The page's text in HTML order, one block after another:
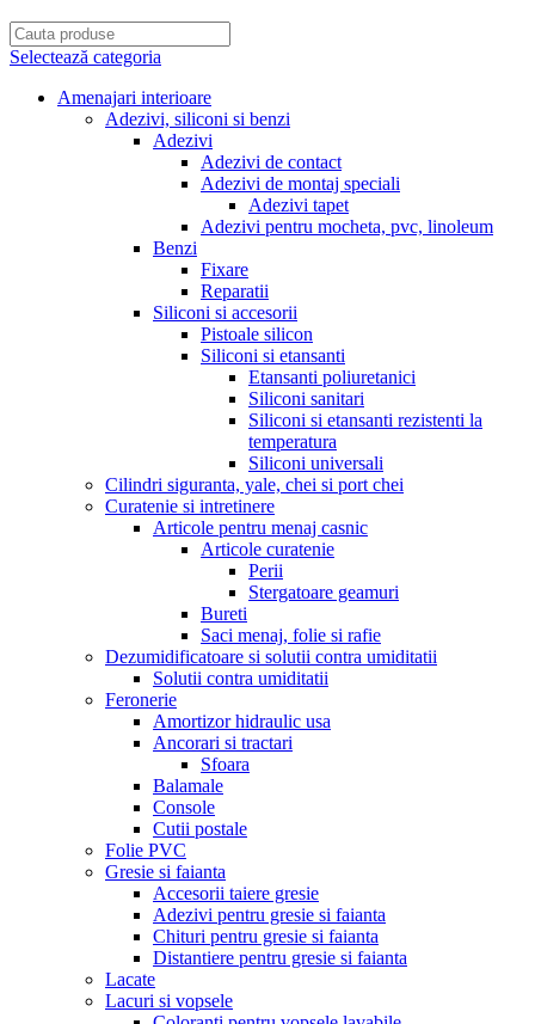
Selectează categoria
Amenajari interioare
Adezivi, siliconi si benzi
Adezivi
Adezivi de contact
Adezivi de montaj speciali
Adezivi tapet
Adezivi pentru mocheta, pvc, linoleum
Benzi
Fixare
Reparatii
Siliconi si accesorii
Pistoale silicon
Siliconi si etansanti
Etansanti poliuretanici
Siliconi sanitari
Siliconi si etansanti rezistenti la
temperatura
Siliconi universali
Cilindri siguranta, yale, chei si port chei
Curatenie si intretinere
Articole pentru menaj casnic
Articole curatenie
Perii
Stergatoare geamuri
Bureti
Saci menaj, folie si rafie
Dezumidificatoare si solutii contra umiditatii
Solutii contra umiditatii
Feronerie
Amortizor hidraulic usa
Ancorari si tractari
Sfoara
Balamale
Console
Cutii postale
Folie PVC
Gresie si faianta
Accesorii taiere gresie
Adezivi pentru gresie si faianta
Chituri pentru gresie si faianta
Distantiere pentru gresie si faianta
Lacate
Lacuri si vopsele